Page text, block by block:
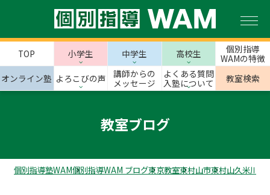
TOP 小学生 中学生 高校生
個別指導
WAMの特徴
オンライン塾 よろこびの声
講師からの
メッセージ
よくある質問
入塾について
教室検索
教室ブログ
個別指導塾WAM個別指導WAM ブログ東京教室東村山市東村山久米川校